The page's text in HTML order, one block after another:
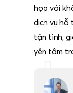
hợp với
dịch vụ hỗ
tận tình,
yên tâm